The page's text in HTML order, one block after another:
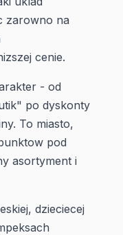
zarowno na
cenie.
- od
po dyskonty
To miasto,
pod
asortyment i
dzieciecej